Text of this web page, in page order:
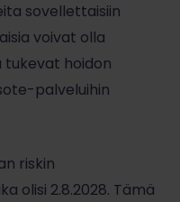
sovellettaisiin
voivat olla
tukevat hoidon
palveluihin
riskin
olisi 2.8.2028. Tämä